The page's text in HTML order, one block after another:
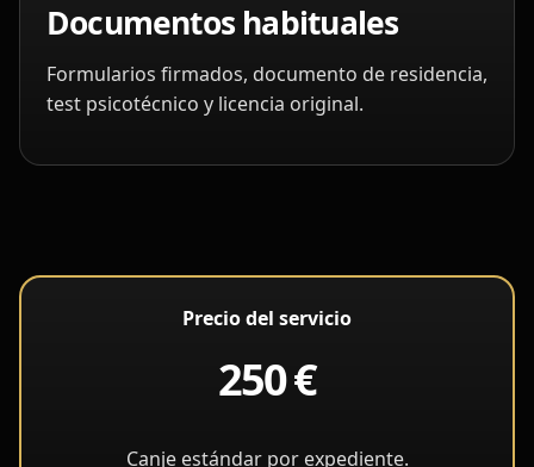
Documentos habituales
Formularios firmados, documento de residencia,
test psicotécnico y licencia original.
Precio del servicio
250 €
Canje estándar por expediente.